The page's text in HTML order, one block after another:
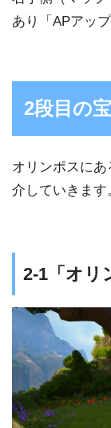
あり「APアッ
2段目の
オリンポスに
介していきます
2-1「オリ